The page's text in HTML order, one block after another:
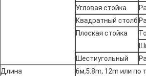
Угловая стойка
Квадратный столб
Плоская стойка
Шестиугольный
Длина
6м,5.8m, 12m или по